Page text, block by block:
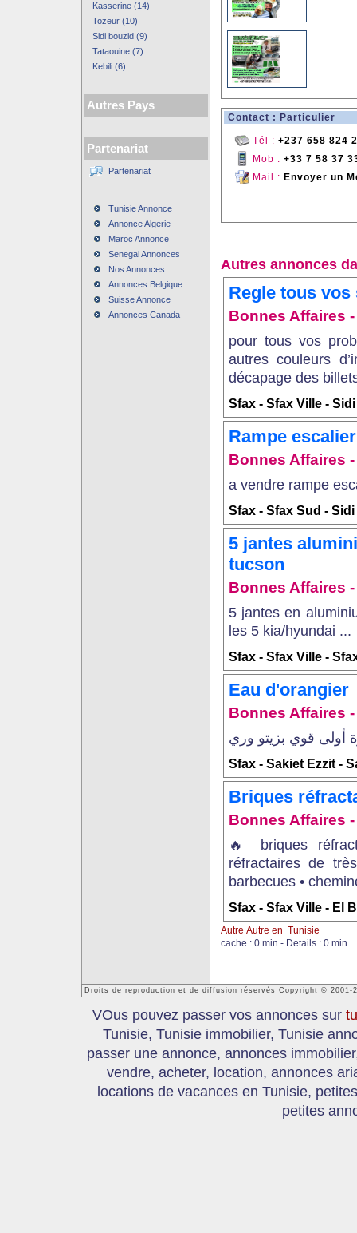
Kasserine (14)
Tozeur (10)
Sidi bouzid (9)
Tataouine (7)
Kebili (6)
Autres Pays
Partenariat
Partenariat
Tunisie Annonce
Annonce Algerie
Maroc Annonce
Senegal Annonces
Nos Annonces
Annonces Belgique
Suisse Annonce
Annonces Canada
Contact : Particulier
Tél : +237 658 824
Mob : +33 7 58 37
Mail : Envoyer un
Autres annonces
Regle tous
Bonnes Affaires
pour tous vos
autres couleurs
décapage des
Sfax - Sfax Ville -
Rampe
Bonnes Affaires
a vendre rampe
Sfax - Sfax Sud -
5 jantes
tucson
Bonnes Affaires
5 jantes en
les 5 kia/hyundai ...
Sfax - Sfax Ville -
Eau d'orangier
Bonnes Affaires
Sfax - Sakiet Ezzit -
Briques
Bonnes Affaires
🔥 briques
réfractaires de
barbecues •
Sfax - Sfax Ville - El
Autre Autre en Tunisie
cache : 0 min - Details : 0 min
Droits de reproduction et de diffusion réservés Copyright © 2001-
VOus pouvez passer vos annonces sur
Tunisie, Tunisie immobilier, Tunisie
passer une annonce, annonces
vendre, acheter, location, annonces
locations de vacances en Tunisie,
petites